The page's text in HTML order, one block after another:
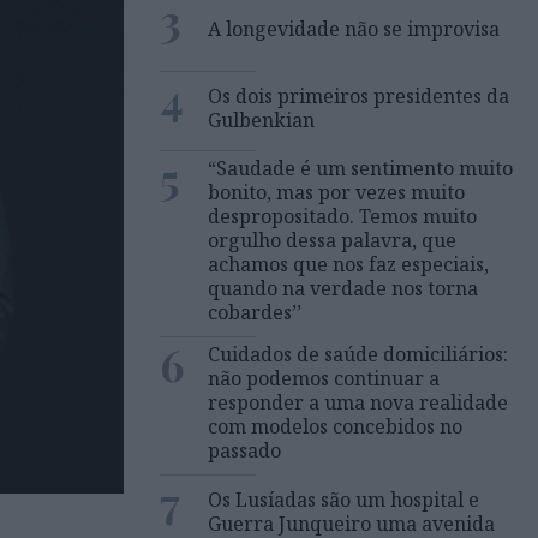
3 A longevidade não se improvisa
4
Os dois primeiros presidentes da
Gulbenkian
5
“Saudade é um sentimento muito
bonito, mas por vezes muito
despropositado. Temos muito
orgulho dessa palavra, que
achamos que nos faz especiais,
quando na verdade nos torna
cobardes’’
6
Cuidados de saúde domiciliários:
não podemos continuar a
responder a uma nova realidade
com modelos concebidos no
passado
7
Os Lusíadas são um hospital e
Guerra Junqueiro uma avenida